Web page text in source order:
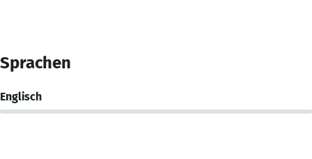
Sprachen
Englisch